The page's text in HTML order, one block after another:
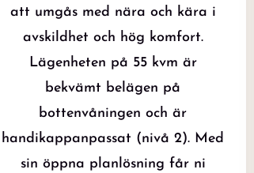
att umgås med nära och kära i
avskildhet och hög komfort.
Lägenheten på 55 kvm är
bekvämt belägen på
bottenvåningen och är
handikappanpassat (nivå 2). Med
sin öppna planlösning får ni